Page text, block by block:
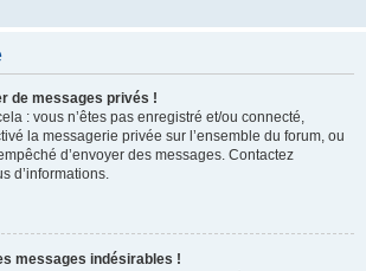
de messages privés !
: vous n’êtes pas enregistré et/ou connecté,
la messagerie privée sur l’ensemble du forum, ou
d’envoyer des messages. Contactez
d’informations.
messages indésirables !